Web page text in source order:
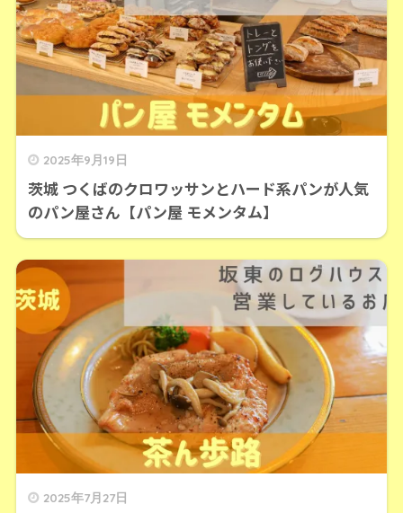
2025年9月19日
茨城 つくばのクロワッサンとハード系パンが人気
のパン屋さん【パン屋 モメンタム】
2025年7月27日